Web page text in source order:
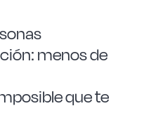
menos de
que te